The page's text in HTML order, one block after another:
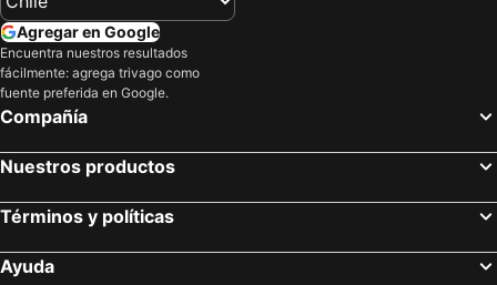
Agregar en Google
Encuentra nuestros resultados
fácilmente: agrega trivago como
fuente preferida en Google.
Compañía
Nuestros productos
Términos y políticas
Ayuda